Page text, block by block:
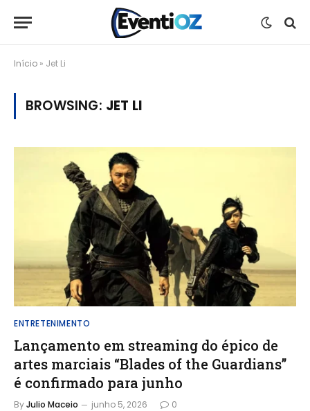
Início » Jet Li
BROWSING: JET LI
ENTRETENIMENTO
Lançamento em streaming do épico de
artes marciais “Blades of the Guardians”
é confirmado para junho
ByJulio Maceio junho 5, 2026 0